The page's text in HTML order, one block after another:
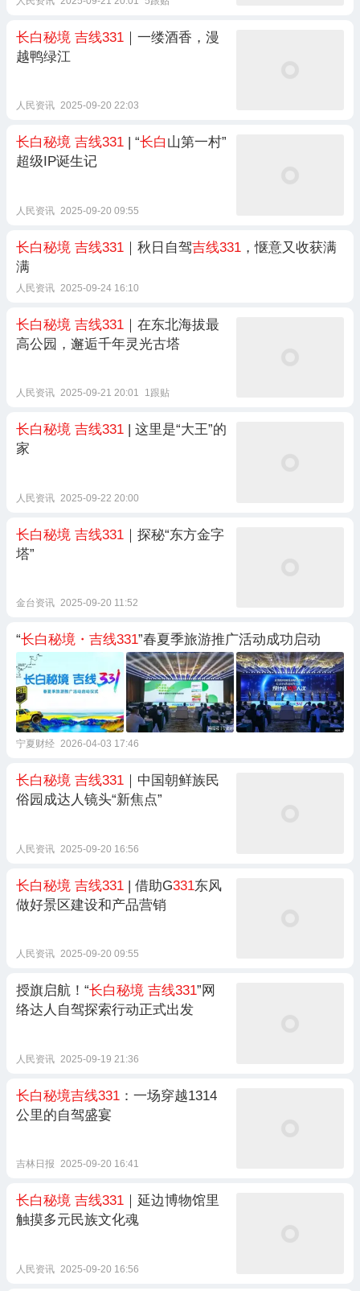
长白秘境 吉线331 ｜一缕酒香，漫
越鸭绿江
人民资讯 2025-09-20 22:03
长白秘境 吉线331 | “长白 山第一村”
超级IP诞生记
人民资讯 2025-09-20 09:55
长白秘境 吉线331 ｜秋日自驾吉线331 ，惬意又收获满
满
人民资讯 2025-09-24 16:10
长白秘境 吉线331 ｜在东北海拔最
高公园，邂逅千年灵光古塔
人民资讯 2025-09-21 20:01 1跟贴
长白秘境 吉线331 | 这里是“大王”的
家
人民资讯 2025-09-22 20:00
长白秘境 吉线331 ｜探秘“东方金字
塔”
金台资讯 2025-09-20 11:52
“长白秘境・吉线331”春夏季旅游推广活动成功启动
宁夏财经 2026-04-03 17:46
长白秘境 吉线331 ｜中国朝鲜族民
俗园成达人镜头“新焦点”
人民资讯 2025-09-20 16:56
长白秘境 吉线331 | 借助G331东风
做好景区建设和产品营销
人民资讯 2025-09-20 09:55
授旗启航！“长白秘境 吉线331”网
络达人自驾探索行动正式出发
人民资讯 2025-09-19 21:36
长白秘境吉线331 ：一场穿越1314
公里的自驾盛宴
吉林日报 2025-09-20 16:41
长白秘境 吉线331 ｜延边博物馆里
触摸多元民族文化魂
人民资讯 2025-09-20 16:56